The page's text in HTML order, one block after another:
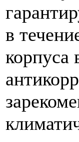
в
корпуса